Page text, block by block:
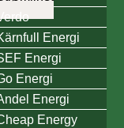
Energi
Energi
Energi
Energi
Energy